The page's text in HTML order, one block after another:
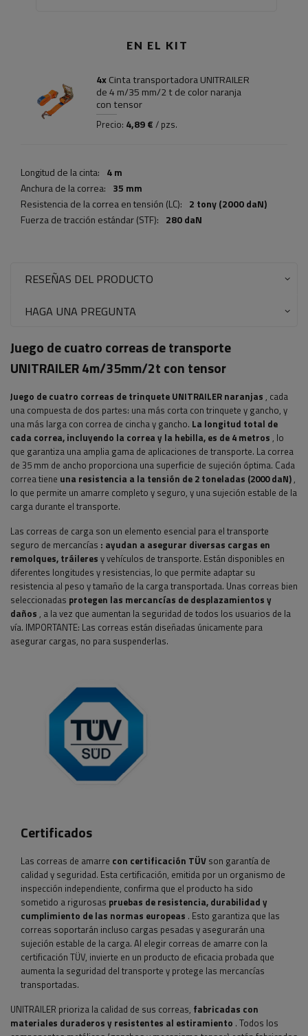
EN EL KIT
4xCinta transportadora UNITRAILER
de 4 m/35 mm/2 t de color naranja
con tensor
Precio: 4,89 € / pzs.
Longitud de la cinta: 4 m
Anchura de la correa: 35 mm
Resistencia de la correa en tensión (LC): 2 tony (2000 daN)
Fuerza de tracción estándar (STF): 280 daN
RESEÑAS DEL PRODUCTO
HAGA UNA PREGUNTA
Juego de cuatro correas de transporte
UNITRAILER 4m/35mm/2t con tensor
Juego de cuatro correas de trinquete UNITRAILER naranjas , cada
una compuesta de dos partes: una más corta con trinquete y gancho, y
una más larga con correa de cincha y gancho. La longitud total de
cada correa, incluyendo la correa y la hebilla, es de 4 metros , lo
que garantiza una amplia gama de aplicaciones de transporte. La correa
de 35 mm de ancho proporciona una superficie de sujeción óptima. Cada
correa tiene una resistencia a la tensión de 2 toneladas (2000 daN),
lo que permite un amarre completo y seguro, y una sujeción estable de la
carga durante el transporte.
Las correas de carga son un elemento esencial para el transporte
seguro de mercancías : ayudan a asegurar diversas cargas en
remolques, tráileres y vehículos de transporte. Están disponibles en
diferentes longitudes y resistencias, lo que permite adaptar su
resistencia al peso y tamaño de la carga transportada. Unas correas bien
seleccionadas protegen las mercancías de desplazamientos y
daños , a la vez que aumentan la seguridad de todos los usuarios de la
vía. IMPORTANTE: Las correas están diseñadas únicamente para
asegurar cargas, no para suspenderlas.
Certificados
Las correas de amarre con certificación TÜV son garantía de
calidad y seguridad. Esta certificación, emitida por un organismo de
inspección independiente, confirma que el producto ha sido
sometido a rigurosas pruebas de resistencia, durabilidad y
cumplimiento de las normas europeas . Esto garantiza que las
correas soportarán incluso cargas pesadas y asegurarán una
sujeción estable de la carga. Al elegir correas de amarre con la
certificación TÜV, invierte en un producto de eficacia probada que
aumenta la seguridad del transporte y protege las mercancías
transportadas.
UNITRAILER prioriza la calidad de sus correas, fabricadas con
materiales duraderos y resistentes al estiramiento . Todos los